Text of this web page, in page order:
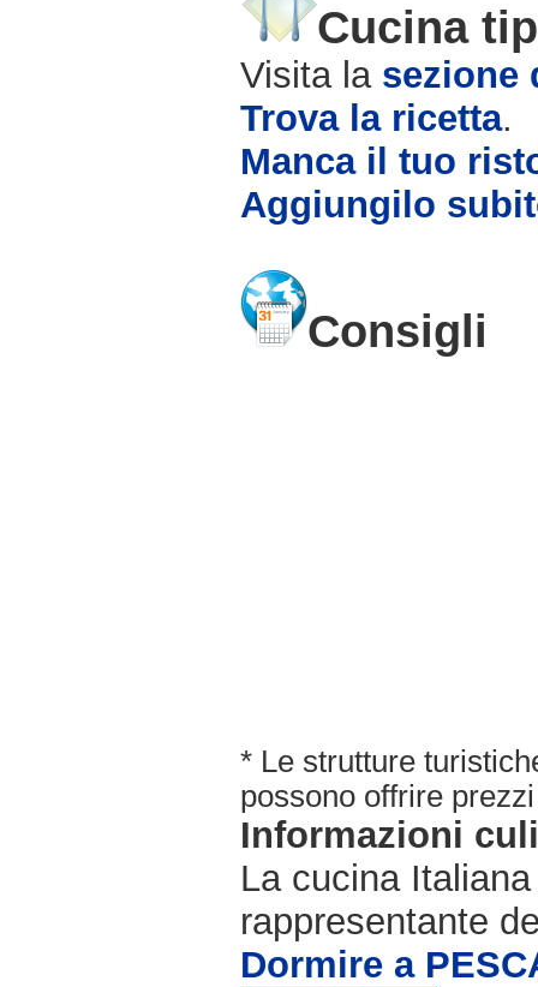
Cucina
Visita la sezione
Trova la ricetta.
Manca il tuo
Aggiungilo
Consigli
* Le strutture
possono offrire
Informazioni
La cucina
rappresentante
Dormire a